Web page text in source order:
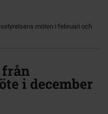
möten i februari och
i december